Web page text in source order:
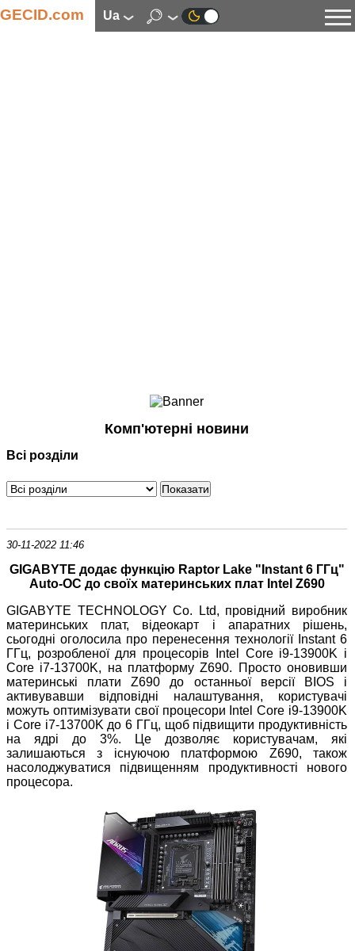
GECID.com ua
Смартфони
Периферія
Програмне забезпечення
Комп'ютерні новини
Всі розділи
30-11-2022 11:46
GIGABYTE додає функцію Raptor Lake "Instant 6 ГГц"
Auto-OC до своїх материнських плат Intel Z690
GIGABYTE TECHNOLOGY Co. Ltd, провідний виробник
материнських плат, відеокарт і апаратних рішень,
сьогодні оголосила про перенесення технології Instant 6
ГГц, розробленої для процесорів Intel Core i9-13900K і
Core i7-13700K, на платформу Z690. Просто оновивши
материнські плати Z690 до останньої версії BIOS і
активувавши відповідні налаштування, користувачі
можуть оптимізувати свої процесори Intel Core i9-13900K
і Core i7-13700K до 6 ГГц, щоб підвищити продуктивність
на ядрі до 3%. Це дозволяє користувачам, які
залишаються з існуючою платформою Z690, також
насолоджуватися підвищенням продуктивності нового
процесора.